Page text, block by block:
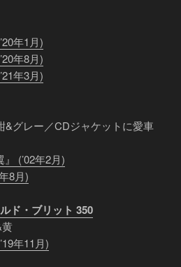
年1月)
年8月)
年3月)
&グレー／CDジャケットに愛車
(’02年2月)
8月)
ド・ブリット 350
年11月)